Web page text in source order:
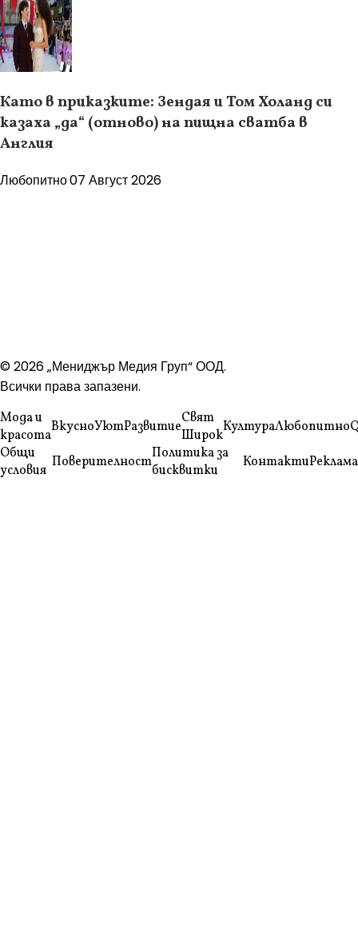
Като в приказките: Зендая и Том Холанд си
казаха „да“ (отново) на пищна сватба в
Англия
Любопитно07 Август 2026
© 2026 „Мениджър Медия Груп“ ООД.
Всички права запазени.
Мода и
красотаВкусноУютРазвитиеСвят
ШирокКултураЛюбопитно
Общи
условия ПоверителностПолитика за
бисквитки
КонтактиРеклама